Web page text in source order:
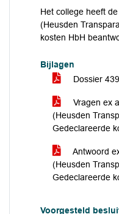
Het college heeft
(Heusden
kosten HbH
Bijlagen
Dossier
Vragen ex
(Heusden
Gedeclareerde
Antwoord
(Heusden
Gedeclareerde
Voorgesteld